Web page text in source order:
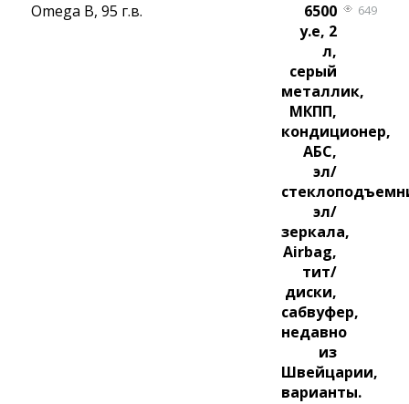
Omega B, 95 г.в.
6500
у.е, 2
л,
серый
металлик,
МКПП,
кондиционер,
АБС,
эл/
эл/
зеркала,
Airbag,
тит/
диски,
сабвуфер,
недавно
из
Швейцарии,
варианты.
649